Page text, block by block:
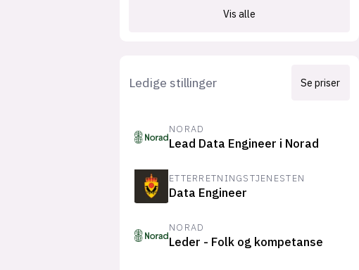
Vis alle
Ledige stillinger Se priser
NORAD
Lead Data Engineer i Norad
ETTERRETNINGSTJENESTEN
Data Engineer
NORAD
Leder - Folk og kompetanse